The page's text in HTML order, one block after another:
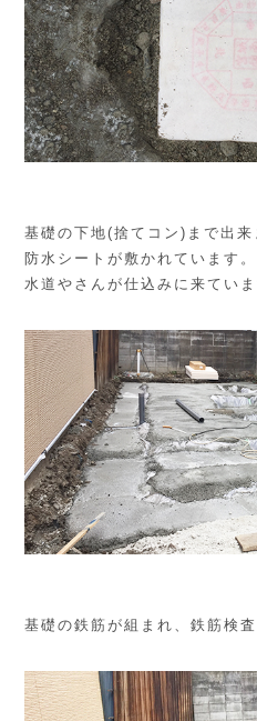
基礎の下地(捨てコン)まで出来
防水シートが敷かれています。
水道やさんが仕込みに来ていま
基礎の鉄筋が組まれ、鉄筋検査